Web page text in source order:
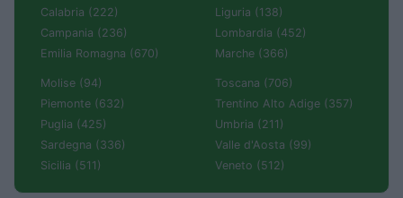
Calabria (222)
Campania (236)
Emilia Romagna (670)
Liguria (138)
Lombardia (452)
Marche (366)
Molise (94)
Piemonte (632)
Puglia (425)
Sardegna (336)
Sicilia (511)
Toscana (706)
Trentino Alto Adige (357)
Umbria (211)
Valle d'Aosta (99)
Veneto (512)